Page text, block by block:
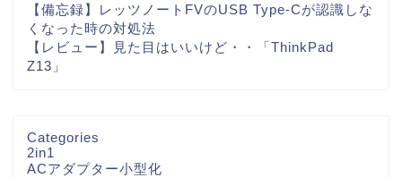
【備忘録】レッツノートFVのUSB Type-Cが認識しな
くなった時の対処法
【レビュー】見た目はいいけど・・「ThinkPad
Z13」
Categories
2in1
ACアダプター小型化